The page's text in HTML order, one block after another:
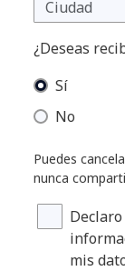
¿Deseas
Sí
No
Puedes
nunca
mis